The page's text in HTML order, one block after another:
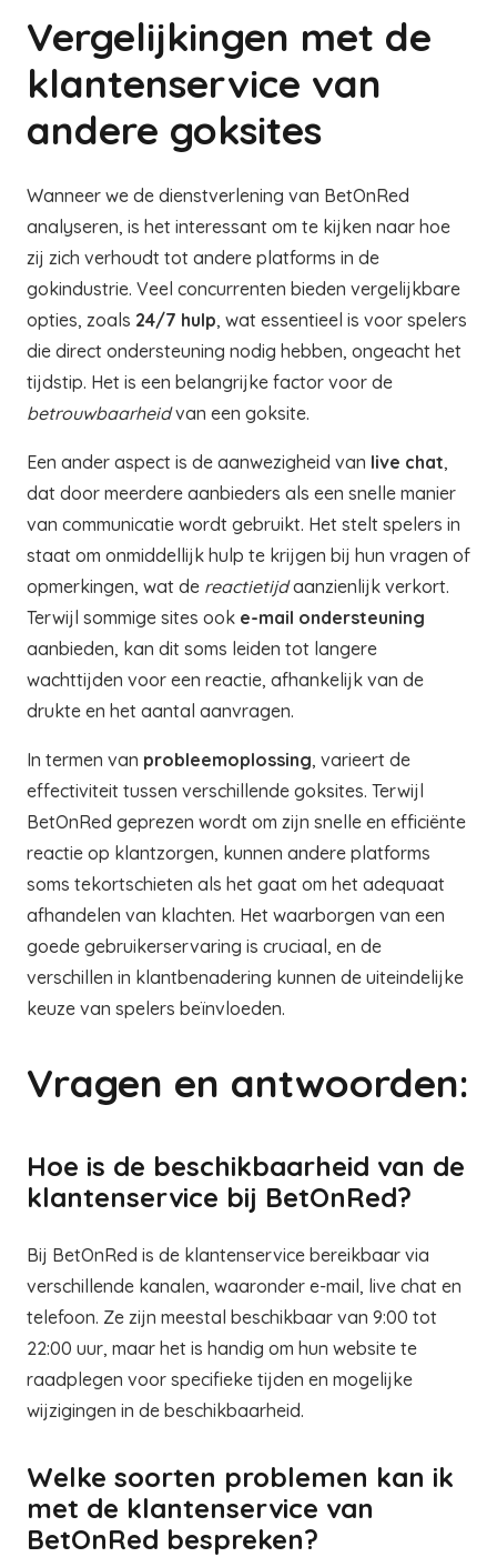
Vergelijkingen met de
klantenservice van
andere goksites
Wanneer we de dienstverlening van BetOnRed
analyseren, is het interessant om te kijken naar hoe
zij zich verhoudt tot andere platforms in de
gokindustrie. Veel concurrenten bieden vergelijkbare
opties, zoals 24/7 hulp, wat essentieel is voor spelers
die direct ondersteuning nodig hebben, ongeacht het
tijdstip. Het is een belangrijke factor voor de
betrouwbaarheidvan een goksite.
Een ander aspect is de aanwezigheid van live chat,
dat door meerdere aanbieders als een snelle manier
van communicatie wordt gebruikt. Het stelt spelers in
staat om onmiddellijk hulp te krijgen bij hun vragen of
opmerkingen, wat de reactietijdaanzienlijk verkort.
Terwijl sommige sites ook e-mail ondersteuning
aanbieden, kan dit soms leiden tot langere
wachttijden voor een reactie, afhankelijk van de
drukte en het aantal aanvragen.
In termen van probleemoplossing, varieert de
effectiviteit tussen verschillende goksites. Terwijl
BetOnRed geprezen wordt om zijn snelle en efficiënte
reactie op klantzorgen, kunnen andere platforms
soms tekortschieten als het gaat om het adequaat
afhandelen van klachten. Het waarborgen van een
goede gebruikerservaring is cruciaal, en de
verschillen in klantbenadering kunnen de uiteindelijke
keuze van spelers beïnvloeden.
Vragen en antwoorden:
Hoe is de beschikbaarheid van de
klantenservice bij BetOnRed?
Bij BetOnRed is de klantenservice bereikbaar via
verschillende kanalen, waaronder e-mail, live chat en
telefoon. Ze zijn meestal beschikbaar van 9:00 tot
22:00 uur, maar het is handig om hun website te
raadplegen voor specifieke tijden en mogelijke
wijzigingen in de beschikbaarheid.
Welke soorten problemen kan ik
met de klantenservice van
BetOnRed bespreken?